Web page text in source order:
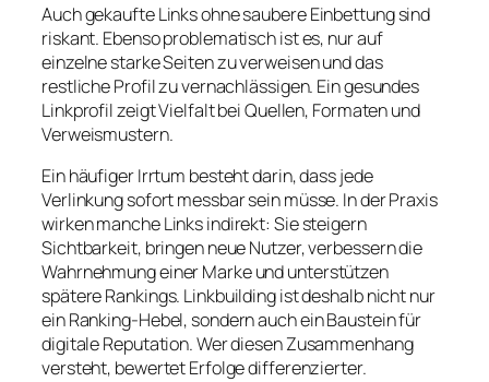
Auch gekaufte Links ohne saubere Einbettung sind
riskant. Ebenso problematisch ist es, nur auf
einzelne starke Seiten zu verweisen und das
restliche Profil zu vernachlässigen. Ein gesundes
Linkprofil zeigt Vielfalt bei Quellen, Formaten und
Verweismustern.
Ein häufiger Irrtum besteht darin, dass jede
Verlinkung sofort messbar sein müsse. In der Praxis
wirken manche Links indirekt: Sie steigern
Sichtbarkeit, bringen neue Nutzer, verbessern die
Wahrnehmung einer Marke und unterstützen
spätere Rankings. Linkbuilding ist deshalb nicht nur
ein Ranking-Hebel, sondern auch ein Baustein für
digitale Reputation. Wer diesen Zusammenhang
versteht, bewertet Erfolge differenzierter.